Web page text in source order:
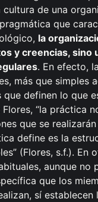
de una
que
la
y creencias, sino
. En efecto,
más que simples
definen lo que
“la práctica
que se
define es la
(Flores, s.f.). En
aunque no
que los
sí establecen